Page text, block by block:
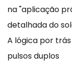
na "aplicação
detalhada do
A lógica por
pulsos duplos